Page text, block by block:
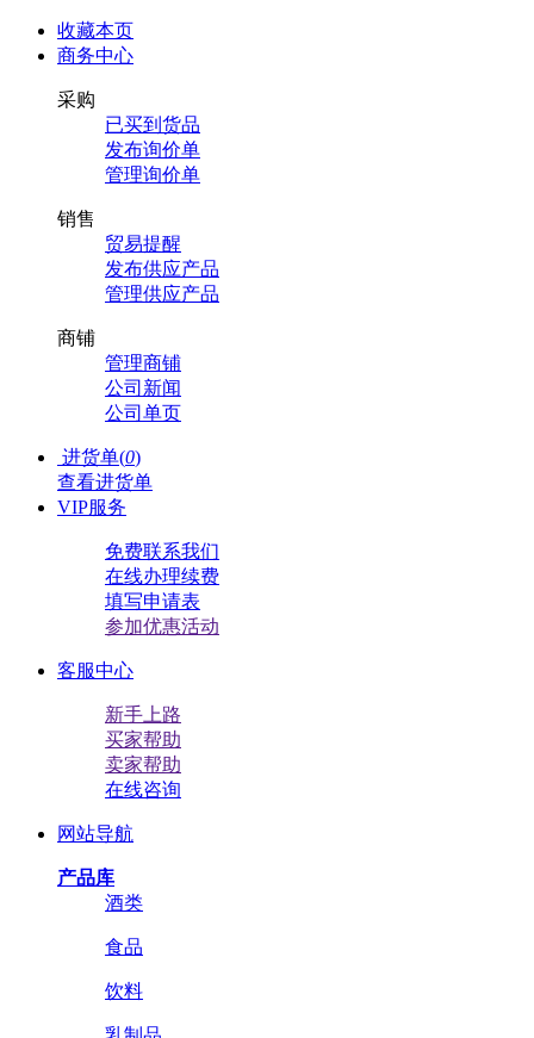
收藏本页
商务中心
采购
已买到货品
发布询价单
管理询价单
销售
贸易提醒
发布供应产品
管理供应产品
商铺
管理商铺
公司新闻
公司单页
进货单(0)
查看进货单
VIP服务
免费联系我们
在线办理续费
填写申请表
参加优惠活动
客服中心
新手上路
买家帮助
卖家帮助
在线咨询
网站导航
产品库
酒类
食品
饮料